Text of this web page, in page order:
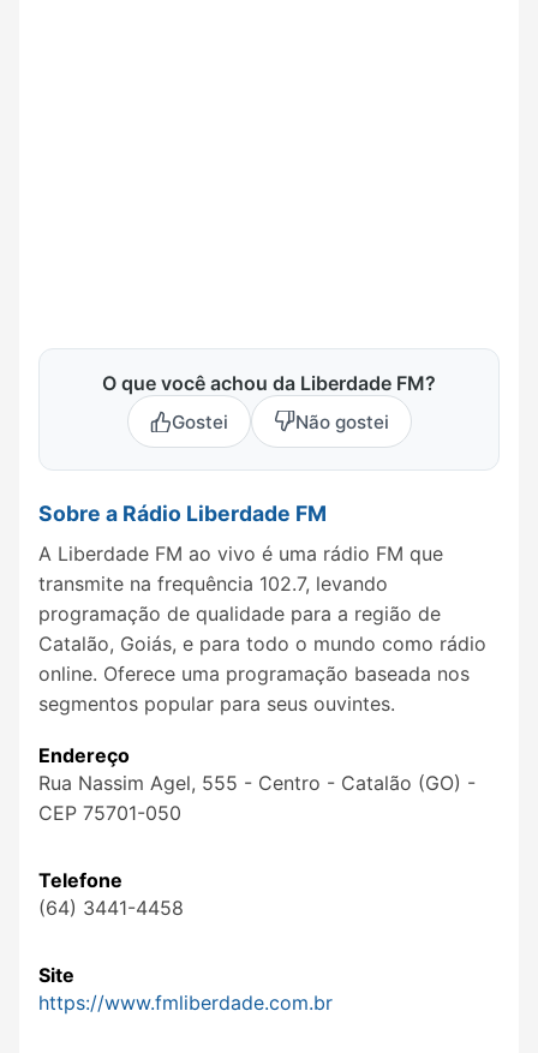
O que você achou da Liberdade FM?
Gostei Não gostei
Sobre a Rádio Liberdade FM
A Liberdade FM ao vivo é uma rádio FM que
transmite na frequência 102.7, levando
programação de qualidade para a região de
Catalão, Goiás, e para todo o mundo como rádio
online. Oferece uma programação baseada nos
segmentos popular para seus ouvintes.
Endereço
Rua Nassim Agel, 555 - Centro - Catalão (GO) -
CEP 75701-050
Telefone
(64) 3441-4458
Site
https://www.fmliberdade.com.br